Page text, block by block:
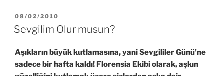
YAYIM
TARIHI
08/02/2010
Sevgilim Olur musun?
Aşıkların büyük kutlamasına, yani Sevgililer Günü’ne
sadece bir hafta kaldı! Florensia Ekibi olarak, aşkın